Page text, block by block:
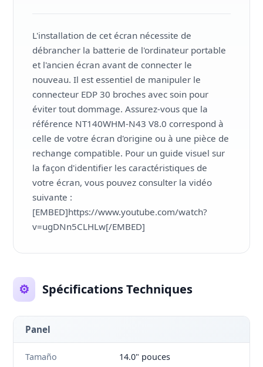
L'installation de cet écran nécessite de
débrancher la batterie de l'ordinateur portable
et l'ancien écran avant de connecter le
nouveau. Il est essentiel de manipuler le
connecteur EDP 30 broches avec soin pour
éviter tout dommage. Assurez-vous que la
référence NT140WHM-N43 V8.0 correspond à
celle de votre écran d'origine ou à une pièce de
rechange compatible. Pour un guide visuel sur
la façon d'identifier les caractéristiques de
votre écran, vous pouvez consulter la vidéo
suivante :
[EMBED]https://www.youtube.com/watch?
v=ugDNn5CLHLw[/EMBED]
⚙️ Spécifications Techniques
Panel
Tamaño 14.0" pouces